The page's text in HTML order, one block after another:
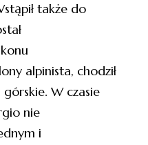
także do
alpinista, chodził
W czasie
nie
i